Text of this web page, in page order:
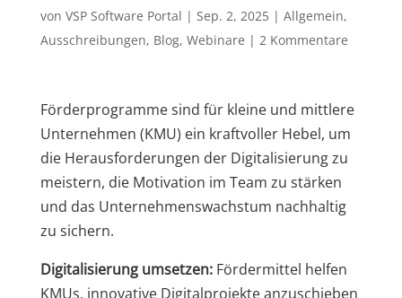
von VSP Software Portal | Sep. 2, 2025| Allgemein,
Ausschreibungen, Blog, Webinare | 2 Kommentare
Förderprogramme sind für kleine und mittlere
Unternehmen (KMU) ein kraftvoller Hebel, um
die Herausforderungen der Digitalisierung zu
meistern, die Motivation im Team zu stärken
und das Unternehmenswachstum nachhaltig
zu sichern.
Digitalisierung umsetzen: Fördermittel helfen
KMUs, innovative Digitalprojekte anzuschieben